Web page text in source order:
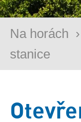
Na horách ›
stanice